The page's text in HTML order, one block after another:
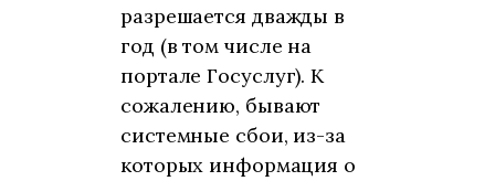
разрешается дважды в
год (в том числе на
портале Госуслуг). К
сожалению, бывают
системные сбои, из-за
которых информация о